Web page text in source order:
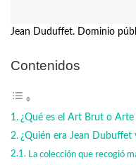
Jean Duduffet. Dominio
Contenidos
¿Qué es el Art Brut o Arte
¿Quién era Jean
La colección que recogió